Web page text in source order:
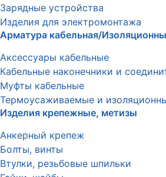
Зарядные устройства
Изделия для электромонтажа
Арматура кабельная/
Аксессуары кабельные
Кабельные наконечники и
Муфты кабельные
Термоусаживаемые и
Изделия крепежные, метизы
Анкерный крепеж
Болты, винты
Втулки, резьбовые шпильки